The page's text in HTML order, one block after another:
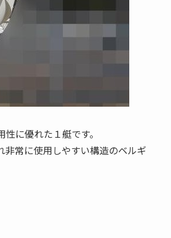
に優れた１艇です。
常に使用しやすい構造のベルギ